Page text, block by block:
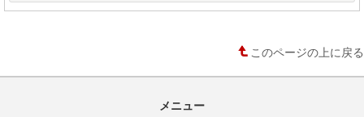
このページの上に戻る
メニュー